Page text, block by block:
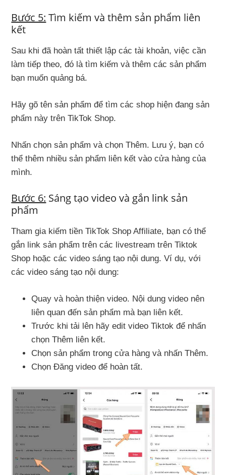
Bước 5: Tìm kiếm và thêm sản phẩm liên
kết
Sau khi đã hoàn tất thiết lập các tài khoản, việc cần
làm tiếp theo, đó là tìm kiếm và thêm các sản phẩm
bạn muốn quảng bá.
Hãy gõ tên sản phẩm để tìm các shop hiện đang sản
phẩm này trên TikTok Shop.
Nhấn chọn sản phẩm và chọn Thêm. Lưu ý, bạn có
thể thêm nhiều sản phẩm liên kết vào cửa hàng của
mình.
Bước 6: Sáng tạo video và gắn link sản
phẩm
Tham gia kiếm tiền TikTok Shop Affiliate, bạn có thể
gắn link sản phẩm trên các livestream trên Tiktok
Shop hoặc các video sáng tạo nội dung. Ví dụ, với
các video sáng tạo nội dung:
Quay và hoàn thiện video. Nội dung video nên
liên quan đến sản phẩm mà bạn liên kết.
Trước khi tải lên hãy edit video Tiktok để nhấn
chọn Thêm liên kết.
Chọn sản phẩm trong cửa hàng và nhấn Thêm.
Chọn Đăng video để hoàn tất.